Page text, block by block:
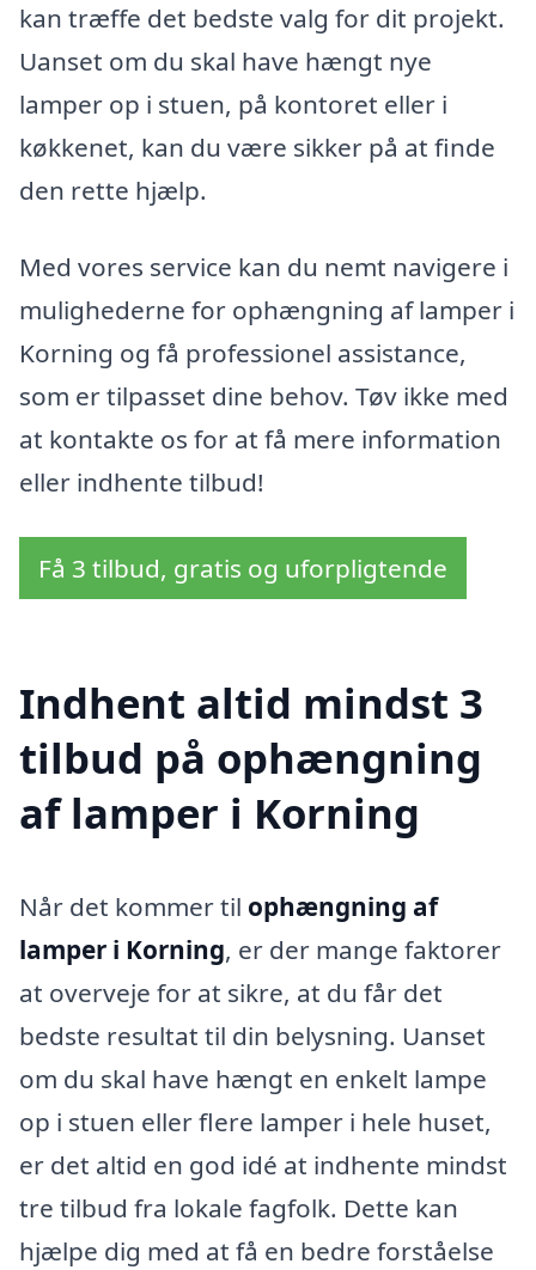
kan træffe det bedste valg for dit projekt.
Uanset om du skal have hængt nye
lamper op i stuen, på kontoret eller i
køkkenet, kan du være sikker på at finde
den rette hjælp.
Med vores service kan du nemt navigere i
mulighederne for ophængning af lamper i
Korning og få professionel assistance,
som er tilpasset dine behov. Tøv ikke med
at kontakte os for at få mere information
eller indhente tilbud!
Få 3 tilbud, gratis og uforpligtende
Indhent altid mindst 3
tilbud på ophængning
af lamper i Korning
Når det kommer til ophængning af
lamper i Korning, er der mange faktorer
at overveje for at sikre, at du får det
bedste resultat til din belysning. Uanset
om du skal have hængt en enkelt lampe
op i stuen eller flere lamper i hele huset,
er det altid en god idé at indhente mindst
tre tilbud fra lokale fagfolk. Dette kan
hjælpe dig med at få en bedre forståelse